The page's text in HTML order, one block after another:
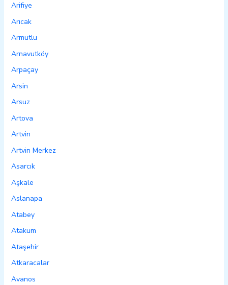
Arifiye
Arıcak
Armutlu
Arnavutköy
Arpaçay
Arsin
Arsuz
Artova
Artvin
Artvin Merkez
Asarcık
Aşkale
Aslanapa
Atabey
Atakum
Ataşehir
Atkaracalar
Avanos